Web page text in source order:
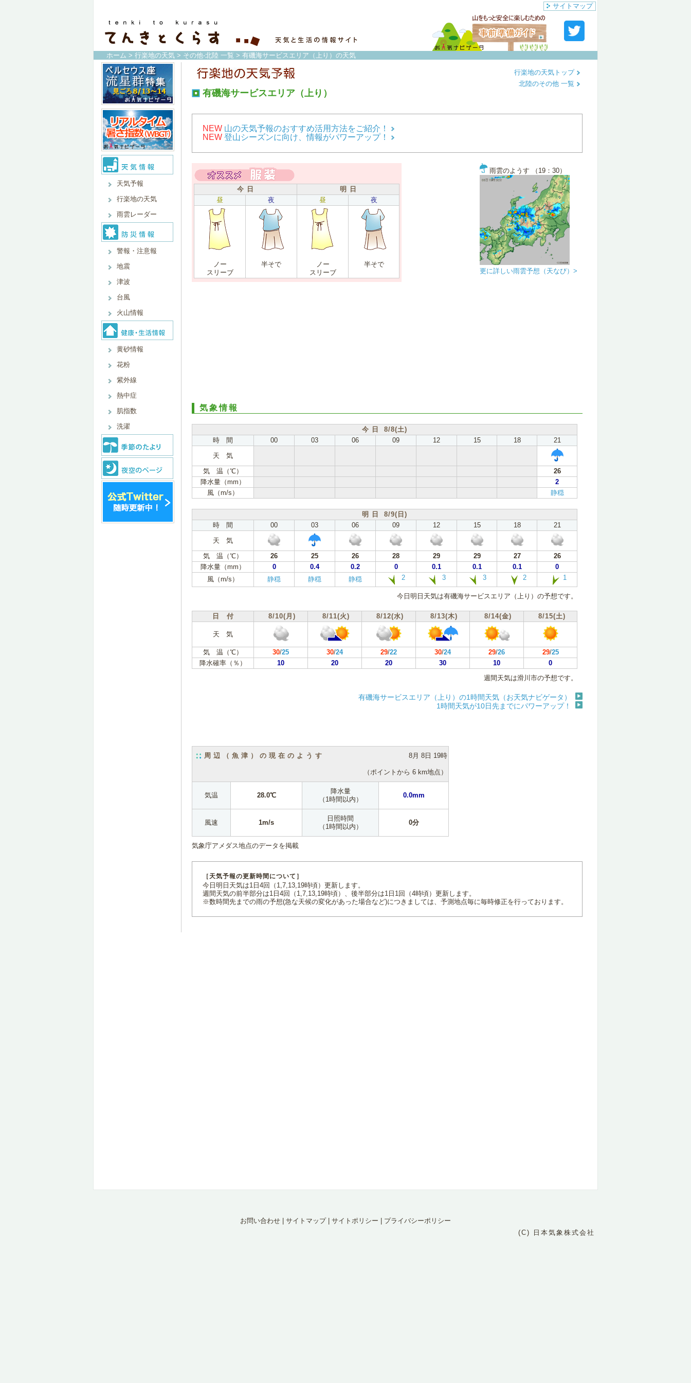
サイトマップ
ホーム > 行楽地の天気 > その他-北陸 一覧 > 有磯海サービスエリア（上り）の天気
天気予報
行楽地の天気
雨雲レーダー
警報・注意報
地震
津波
台風
火山情報
黄砂情報
花粉
紫外線
熱中症
肌指数
洗濯
有磯海サービスエリア（上り）
行楽地の天気トップ
北陸のその他 一覧
NEW 山の天気予報のおすすめ活用方法をご紹介！
NEW 登山シーズンに向け、情報がパワーアップ！
今 日
明 日
昼
夜 昼 夜
ノー
スリーブ
半そで
ノー
スリーブ
半そで
雨雲のようす （19：30）
更に詳しい雨雲予想（天なび）>
気象情報
今 日 8/8(土)
時 間
00 03 06 09 12 15 18
21
天 気
気 温（℃）
26
降水量（mm）
2
風（m/s）
静穏
明 日 8/9(日)
時 間
00 03 06 09 12 15 18
21
天 気
気 温（℃）
26 25 26 28 29 29 27
26
降水量（mm）
0 0.4 0.2 0 0.1 0.1 0.1
0
風（m/s）
静穏 静穏 静穏 2 3 3 2 1
今日明日天気は有磯海サービスエリア（上り）の予想です。
日 付 8/10(月) 8/11(火) 8/12(水) 8/13(木) 8/14(金) 8/15(土)
天 気
気 温（℃） 30/25 30/24 29/22 30/24 29/26 29/25
降水確率（％）
10 20 20 30 10
0
週間天気は滑川市の予想です。
有磯海サービスエリア（上り）の1時間天気（お天気ナビゲータ）
1時間天気が10日先までにパワーアップ！
周辺（魚津）の現在のようす 8月 8日 19時
（ポイントから 6 km地点）
気温 28.0℃
降水量
（1時間以内）
0.0mm
風速 1m/s
日照時間
（1時間以内）
0分
気象庁アメダス地点のデータを掲載
［天気予報の更新時間について］
今日明日天気は1日4回（1,7,13,19時頃）更新します。
週間天気の前半部分は1日4回（1,7,13,19時頃）、後半部分は1日1回（4時頃）更新します。
※数時間先までの雨の予想(急な天候の変化があった場合など)につきましては、予測地点毎に毎時修正を行っております。
お問い合わせ サイトマップ| サイトポリシー
プライバシーポリシー
(C) 日本気象株式会社